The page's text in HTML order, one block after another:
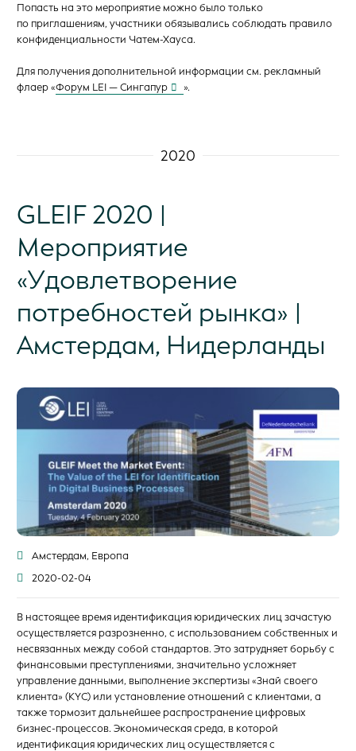
Попасть на это мероприятие можно было только
по приглашениям, участники обязывались соблюдать правило
конфиденциальности Чатем-Хауса.
Для получения дополнительной информации см. рекламный
флаер «Форум LEI — Сингапур ».
2020
GLEIF 2020 |
Мероприятие
«Удовлетворение
потребностей рынка» |
Амстердам, Нидерланды
Амстердам, Европа
2020-02-04
В настоящее время идентификация юридических лиц зачастую
осуществляется разрозненно, с использованием собственных и
несвязанных между собой стандартов. Это затрудняет борьбу с
финансовыми преступлениями, значительно усложняет
управление данными, выполнение экспертизы «Знай своего
клиента» (KYC) или установление отношений с клиентами, а
также тормозит дальнейшее распространение цифровых
бизнес-процессов. Экономическая среда, в которой
идентификация юридических лиц осуществляется с